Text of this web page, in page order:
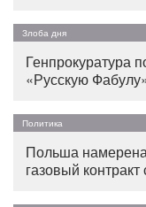
Злоба дня
Генпрокуратура
«Русскую
Политика
Польша
газовый